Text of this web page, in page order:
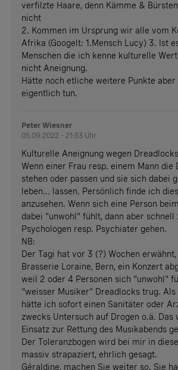
verfilzte Haare, denn Kämme &
nicht
2. Kommen im Ursprung wir alle vom
Afrika (Googelt: 1.Mensch Lucy) 3. Ist
Menschen die ich kenne kulturelle
nicht Aneignung.
Hätte noch etliche weitere Punkte aber
eigentlich tun.
Peter Wiesner
05.09.2022 - 21:53 Uhr
Kulturelle Aneignung wegen
Wenn einer Frau resp. einem Mann die
stehen oder passen und sie sich dabei
leben... lassen. Persönlich finde ich
anzusehen. Wenn sich eine Person
dabei "unwohl" fühlt, dann aber schnell
Psychologen resp. Psychiater gehen.
NB:
Der Tagi hat vor 3 (?) Wochen
Brasserie Loraine, Bern, ein Konzert
weil 2 oder 4 Personen sich "unwohl"
"weisser Musiker" Dreadlocks trug. Als
hätte ich sofort einen Sanitäter oder
zwecks Untersuch auf Drogen o.ä. Das
Einsatz zur Rettung des Musikabends
Der Toleranzbogen wird bei mir in
massiv strapaziert, ehrlich gesagt.
Géraldine, machen Sie weiter so. Sie